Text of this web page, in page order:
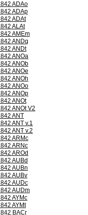
842 ADAo
842 ADAp
842 ADAt
842 ALAt
842 AMEm
842 ANDq
842 ANDt
842 ANOa
842 ANOb
842 ANOe
842 ANOh
842 ANOo
842 ANOp
842 ANOt
842 ANOt V2
842 ANT
842 ANT v.1
842 ANT v.2
842 ARMc
842 ARNc
842 AROd
842 AUBd
842 AUBn
842 AUBv
842 AUDc
842 AUDm
842 AYMc
842 AYMt
842 BACr